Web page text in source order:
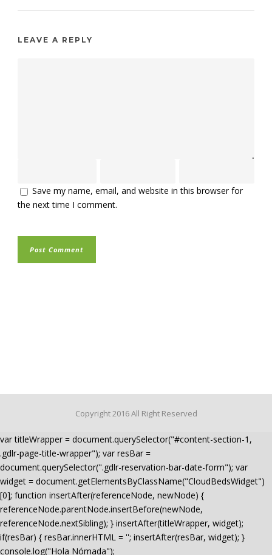
LEAVE A REPLY
Save my name, email, and website in this browser for
the next time I comment.
Copyright 2016 All Right Reserved
var titleWrapper = document.querySelector("#content-section-1,
.gdlr-page-title-wrapper"); var resBar =
document.querySelector(".gdlr-reservation-bar-date-form"); var
widget = document.getElementsByClassName("CloudBedsWidget")
[0]; function insertAfter(referenceNode, newNode) {
referenceNode.parentNode.insertBefore(newNode,
referenceNode.nextSibling); } insertAfter(titleWrapper, widget);
if(resBar) { resBar.innerHTML = ''; insertAfter(resBar, widget); }
console.log("Hola Nómada");